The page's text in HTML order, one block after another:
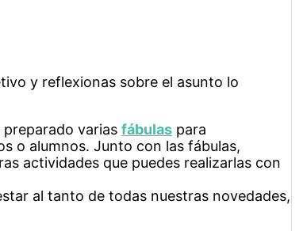
y reflexionas sobre el asunto lo
varias fábulas para
o alumnos. Junto con las fábulas,
actividades que puedes realizarlas con
al tanto de todas nuestras novedades,